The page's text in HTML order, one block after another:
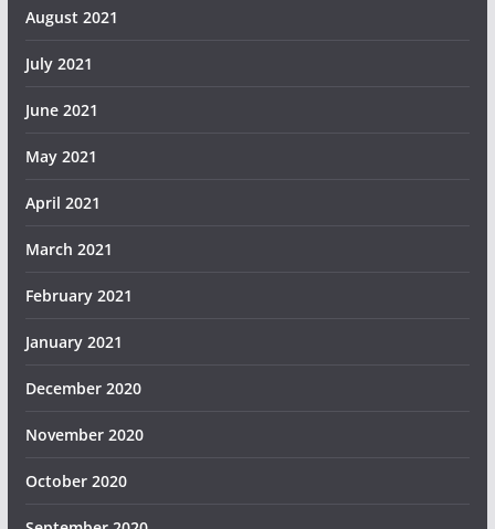
August 2021
July 2021
June 2021
May 2021
April 2021
March 2021
February 2021
January 2021
December 2020
November 2020
October 2020